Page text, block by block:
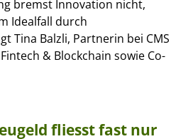
bremst Innovation nicht,
Idealfall durch
Tina Balzli, Partnerin bei CMS
& Blockchain sowie Co-
fliesst fast nur